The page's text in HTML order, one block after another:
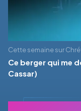
Cette semaine sur
Ce berger qui me
Cassar)